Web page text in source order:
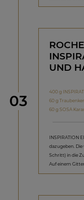
Schritt
03
UND
400 g
60 g
60 g SOSA
INSPIRATION
dazugeben.
Schritt) in die
Auf einem